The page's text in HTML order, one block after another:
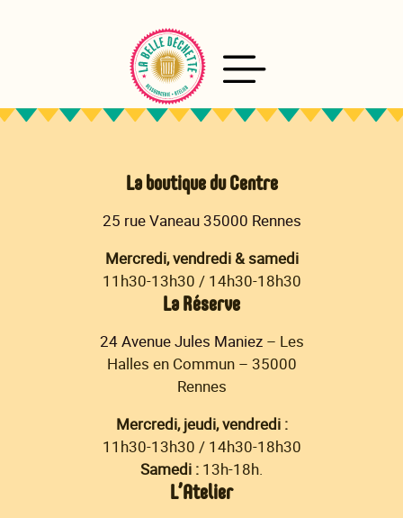
La boutique du Centre
25 rue Vaneau 35000 Rennes
Mercredi, vendredi & samedi
11h30-13h30 / 14h30-18h30
La Réserve
24 Avenue Jules Maniez– Les
Halles en Commun – 35000
Rennes
Mercredi, jeudi, vendredi :
11h30-13h30 / 14h30-18h30
Samedi : 13h-18h.
L’Atelier